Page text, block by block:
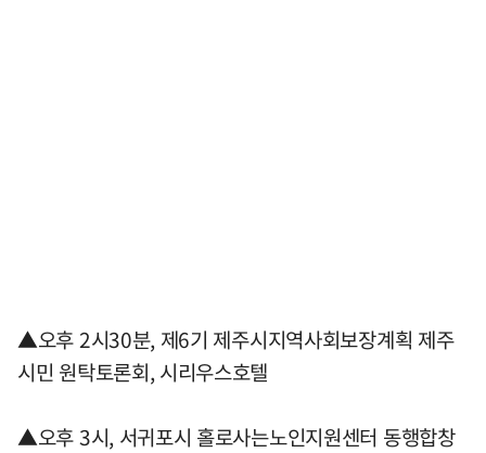
▲오후 2시30분, 제6기 제주시지역사회보장계획 제주
시민 원탁토론회, 시리우스호텔
▲오후 3시, 서귀포시 홀로사는노인지원센터 동행합창